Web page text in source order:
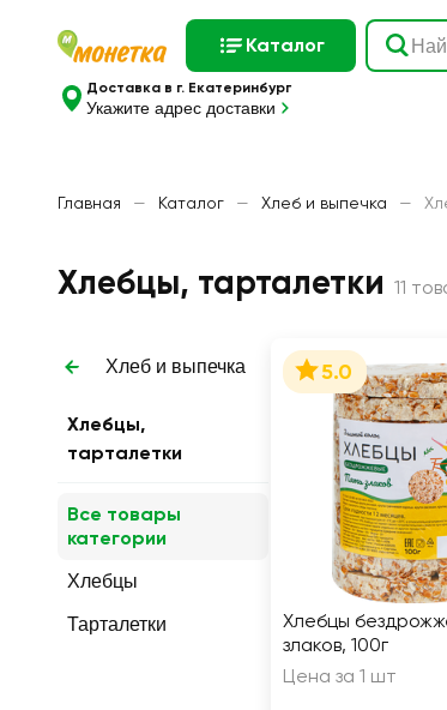
Каталог
Доставка в г. Екатеринбург
Укажите адрес доставки
Главная — Каталог — Хлеб и выпечка —
Хлебцы, тарталетки 11
Хлеб и выпечка
Хлебцы,
тарталетки
Все товары
категории
Хлебцы
Тарталетки
5.0
Хлебцы
злаков, 100г
Цена за 1 шт